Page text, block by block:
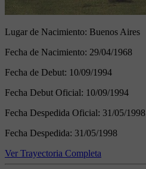
Lugar de Nacimiento: Buenos Aires
Fecha de Nacimiento: 29/04/1968
Fecha de Debut: 10/09/1994
Fecha Debut Oficial: 10/09/1994
Fecha Despedida Oficial: 31/05/1998
Fecha Despedida: 31/05/1998
Ver Trayectoria Completa